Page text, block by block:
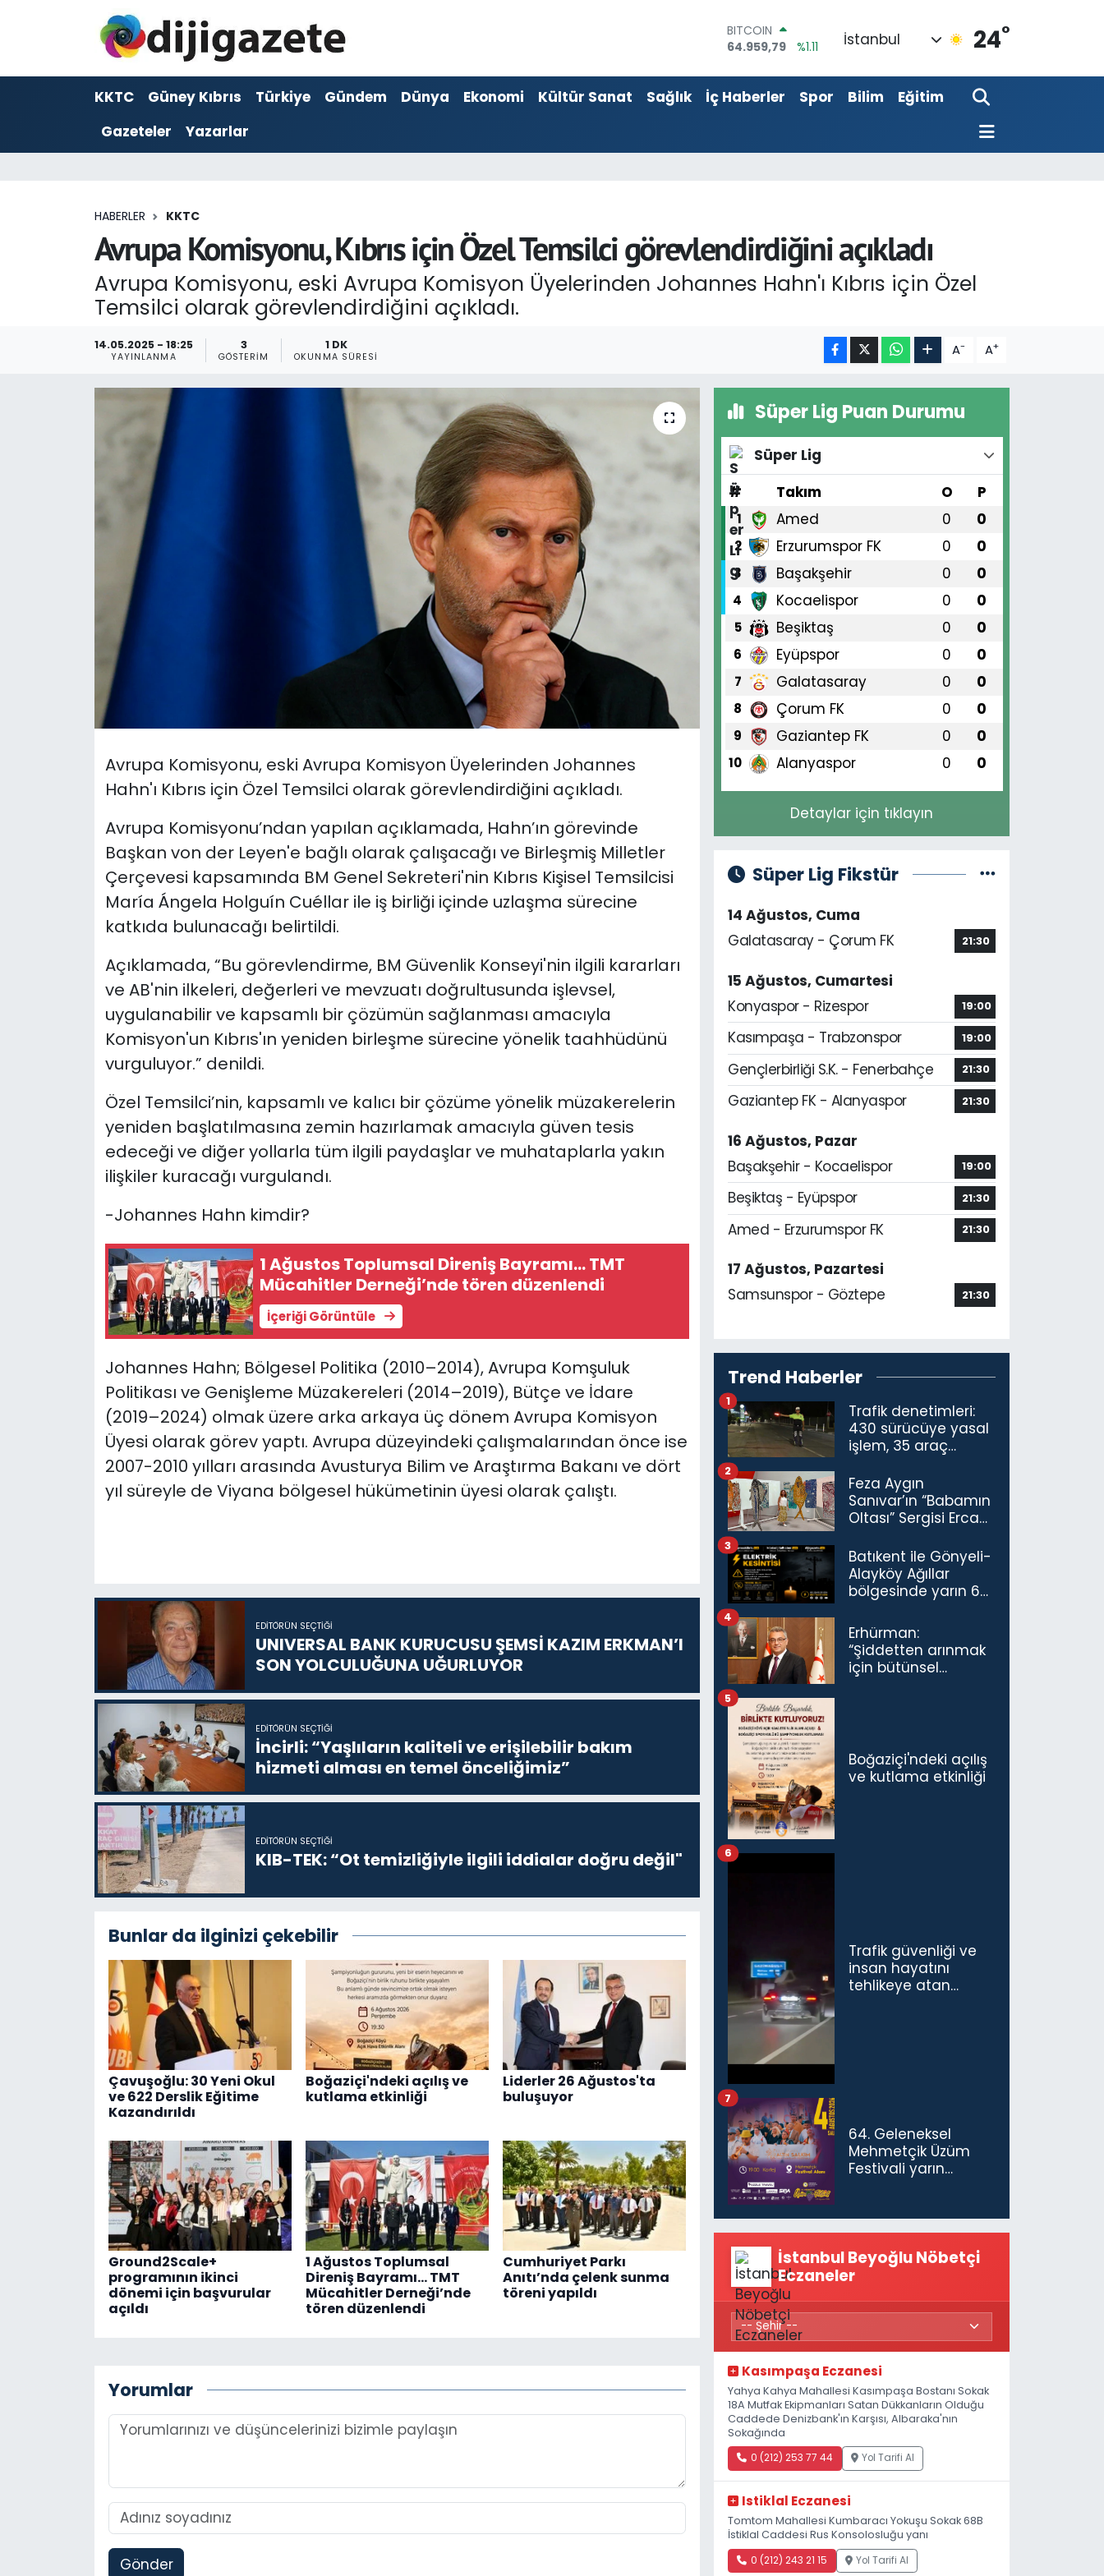
DOLAR
47,7436
%0.18
55,2510
%0.32
STERLİN
İstanbul 24°
KKTC Güney Kıbrıs Türkiye Gündem Dünya Ekonomi Kültür Sanat Sağlık İç Haberler Spor Bilim
Eğitim
Gazeteler
Yazarlar
HABERLER KKTC
Avrupa Komisyonu, Kıbrıs için Özel Temsilci görevlendirdiğini açıkladı
Avrupa Komisyonu, eski Avrupa Komisyon Üyelerinden Johannes Hahn'ı Kıbrıs için Özel
Temsilci olarak görevlendirdiğini açıkladı.
14.05.2025 - 18:25
YAYINLANMA
3
GÖSTERIM
1 DK
OKUNMA SÜRESI A- A+
Avrupa Komisyonu, eski Avrupa Komisyon Üyelerinden Johannes
Hahn'ı Kıbrıs için Özel Temsilci olarak görevlendirdiğini açıkladı.
Avrupa Komisyonu’ndan yapılan açıklamada, Hahn’ın görevinde
Başkan von der Leyen'e bağlı olarak çalışacağı ve Birleşmiş Milletler
Çerçevesi kapsamında BM Genel Sekreteri'nin Kıbrıs Kişisel Temsilcisi
María Ángela Holguín Cuéllar ile iş birliği içinde uzlaşma sürecine
katkıda bulunacağı belirtildi.
Açıklamada, “Bu görevlendirme, BM Güvenlik Konseyi'nin ilgili kararları
ve AB'nin ilkeleri, değerleri ve mevzuatı doğrultusunda işlevsel,
uygulanabilir ve kapsamlı bir çözümün sağlanması amacıyla
Komisyon'un Kıbrıs'ın yeniden birleşme sürecine yönelik taahhüdünü
vurguluyor.” denildi.
Özel Temsilci’nin, kapsamlı ve kalıcı bir çözüme yönelik müzakerelerin
yeniden başlatılmasına zemin hazırlamak amacıyla güven tesis
edeceği ve diğer yollarla tüm ilgili paydaşlar ve muhataplarla yakın
ilişkiler kuracağı vurgulandı.
-Johannes Hahn kimdir?
1 Ağustos Toplumsal Direniş Bayramı... TMT
Mücahitler Derneği’nde tören düzenlendi
İçeriği Görüntüle
Johannes Hahn; Bölgesel Politika (2010–2014), Avrupa Komşuluk
Politikası ve Genişleme Müzakereleri (2014–2019), Bütçe ve İdare
(2019–2024) olmak üzere arka arkaya üç dönem Avrupa Komisyon
Üyesi olarak görev yaptı. Avrupa düzeyindeki çalışmalarından önce ise
2007-2010 yılları arasında Avusturya Bilim ve Araştırma Bakanı ve dört
yıl süreyle de Viyana bölgesel hükümetinin üyesi olarak çalıştı.
EDITÖRÜN SEÇTIĞI
UNIVERSAL BANK KURUCUSU ŞEMSİ KAZIM ERKMAN’I
SON YOLCULUĞUNA UĞURLUYOR
EDITÖRÜN SEÇTIĞI
İncirli: “Yaşlıların kaliteli ve erişilebilir bakım
hizmeti alması en temel önceliğimiz”
EDITÖRÜN SEÇTIĞI
KIB-TEK: “Ot temizliğiyle ilgili iddialar doğru değil"
Bunlar da ilginizi çekebilir
Çavuşoğlu: 30 Yeni Okul
ve 622 Derslik Eğitime
Kazandırıldı
Boğaziçi'ndeki açılış ve
kutlama etkinliği
Liderler 26 Ağustos'ta
buluşuyor
Ground2Scale+
programının ikinci
dönemi için başvurular
açıldı
1 Ağustos Toplumsal
Direniş Bayramı... TMT
Mücahitler Derneği’nde
tören düzenlendi
Cumhuriyet Parkı
Anıtı’nda çelenk sunma
töreni yapıldı
Yorumlar
Gönder
Süper Lig Puan Durumu
Süper Lig
#
Takım O P
1 Amed 0 0
2 Erzurumspor FK 0 0
3 Başakşehir 0 0
4 Kocaelispor 0 0
5 Beşiktaş 0 0
6 Eyüpspor 0 0
7 Galatasaray 0 0
8 Çorum FK 0 0
9 Gaziantep FK 0 0
10 Alanyaspor 0 0
Detaylar için tıklayın
Süper Lig Fikstür
14 Ağustos, Cuma
Galatasaray - Çorum FK
21:30
15 Ağustos, Cumartesi
Konyaspor - Rizespor
19:00
Kasımpaşa - Trabzonspor 19:00
Gençlerbirliği S.K. - Fenerbahçe 21:30
Gaziantep FK - Alanyaspor 21:30
16 Ağustos, Pazar
Başakşehir - Kocaelispor
19:00
Beşiktaş - Eyüpspor 21:30
Amed - Erzurumspor FK 21:30
17 Ağustos, Pazartesi
Samsunspor - Göztepe
21:30
Trend Haberler
Trafik denetimleri:
430 sürücüye yasal
işlem, 35 araç
1
Feza Aygın
Sanıvar’ın “Babamın
Oltası” Sergisi Ercan
Açıldı
2
Batıkent ile Gönyeli-
Alayköy Ağıllar
bölgesinde yarın 6
kesintisi…
3
Erhürman:
“Şiddetten arınmak
için bütünsel
4
Boğaziçi'ndeki açılış
ve kutlama etkinliği
5
Trafik güvenliği ve
insan hayatını
tehlikeye atan
6
64. Geleneksel
Mehmetçik Üzüm
Festivali yarın
7
İstanbul Beyoğlu Nöbetçi
Eczaneler
Kasımpaşa Eczanesi
Yahya Kahya Mahallesi Kasımpaşa Bostanı Sokak
18A Mutfak Ekipmanları Satan Dükkanların Olduğu
Caddede Denizbank'ın Karşısı, Albaraka'nın
Sokağında
0 (212) 253 77 44 Yol Tarifi Al
Istiklal Eczanesi
Tomtom Mahallesi Kumbaracı Yokuşu Sokak 68B
İstiklal Caddesi Rus Konsolosluğu yanı
0 (212) 243 21 15 Yol Tarifi Al
ADVERTORIAL
Dijigazete
Foto Galeri
Gündem
KKTC YEREL SEÇİM 2018
Nöbetçi Eczaneler
Otomobil Dünyası
Politika
Teknoloji
Yazarlar
Hava Durumu
Trafik Durumu
Haber Arşivi